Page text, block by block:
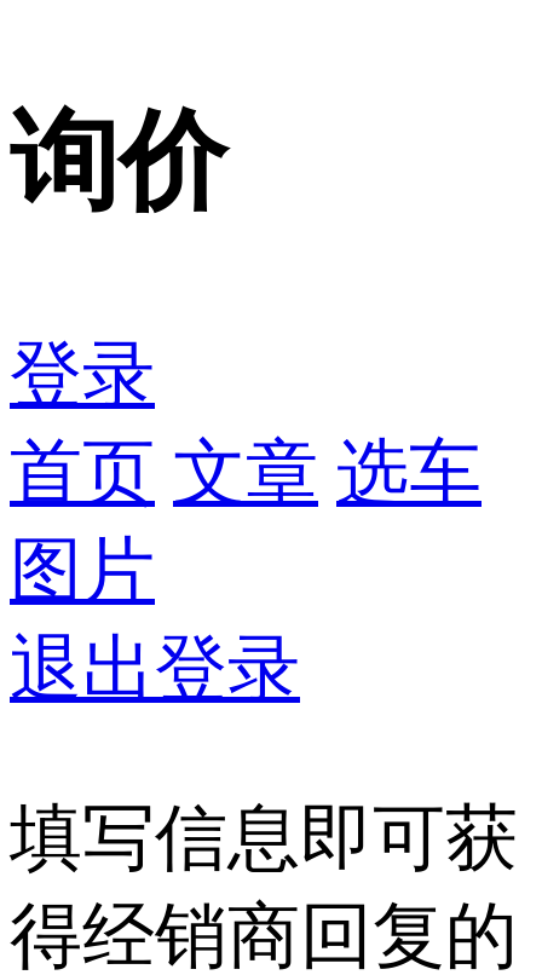
询价
登录
首页 文章 选车
图片
退出登录
填写信息即可获
得经销商回复的